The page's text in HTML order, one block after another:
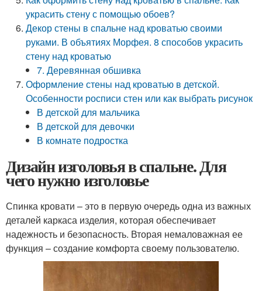
украсить стену с помощью обоев?
Декор стены в спальне над кроватью своими
руками. В объятиях Морфея. 8 способов украсить
стену над кроватью
7. Деревянная обшивка
Оформление стены над кроватью в детской.
Особенности росписи стен или как выбрать рисунок
В детской для мальчика
В детской для девочки
В комнате подростка
Дизайн изголовья в спальне. Для
чего нужно изголовье
Спинка кровати – это в первую очередь одна из важных
деталей каркаса изделия, которая обеспечивает
надежность и безопасность. Вторая немаловажная ее
функция – создание комфорта своему пользователю.